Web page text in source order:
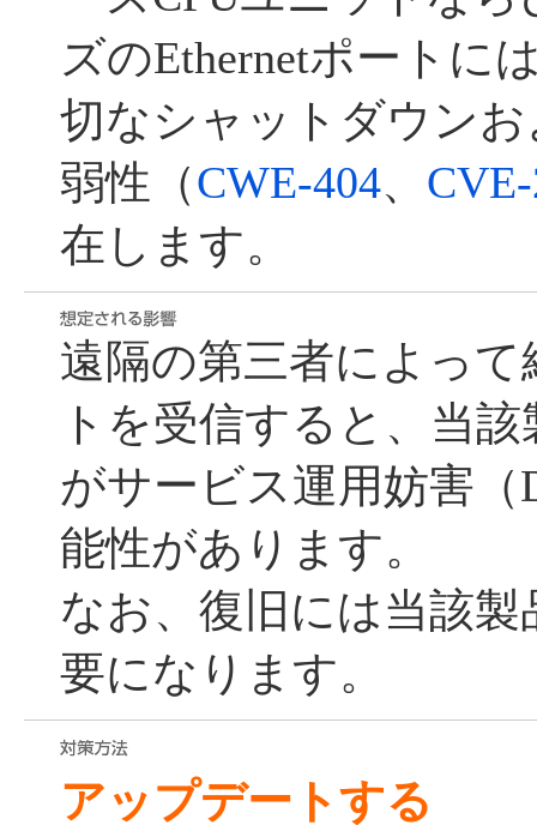
ズのEthernetポートに
切なシャットダウン
弱性（CWE-404、
在します。
遠隔の第三者によっ
トを受信すると、当
がサービス運用妨害（
能性があります。
なお、復旧には当該
要になります。
アップデートする